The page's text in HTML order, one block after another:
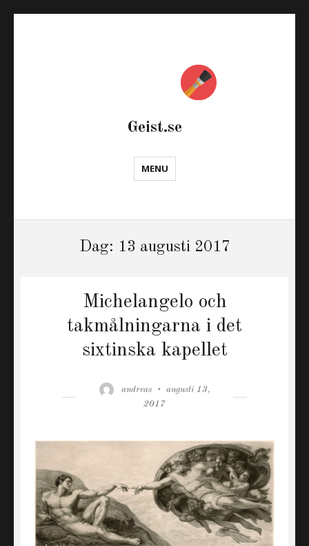
Geist.se
MENU
Dag: 13 augusti 2017
Michelangelo och
takmålningarna i det
sixtinska kapellet
Author
andreas
Posted
on
augusti 13,
2017